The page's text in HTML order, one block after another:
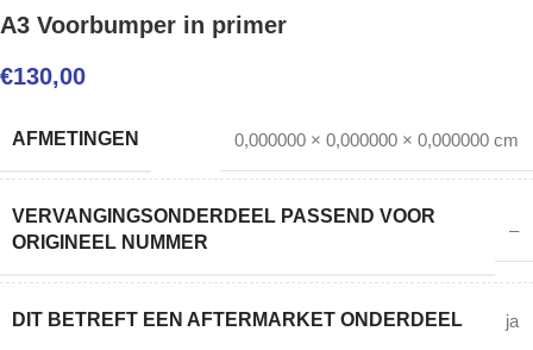
A3 Voorbumper in primer
€130,00
AFMETINGEN 0,000000 × 0,000000 × 0,000000 cm
VERVANGINGSONDERDEEL PASSEND VOOR
ORIGINEEL NUMMER
–
DIT BETREFT EEN AFTERMARKET ONDERDEEL ja